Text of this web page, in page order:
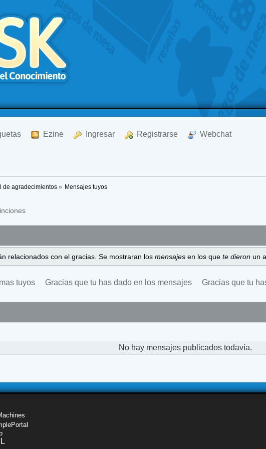
Ezine Ingresar Registrarse Webchat
de agradecimientos» Mensajes tuyos
relacionados con el gracias. Se mostraran los mensajes en los que te dieron un
tuyos Gracias que tu has dado en los mensajes Gracias que tu
No hay mensajes publicados todavía.